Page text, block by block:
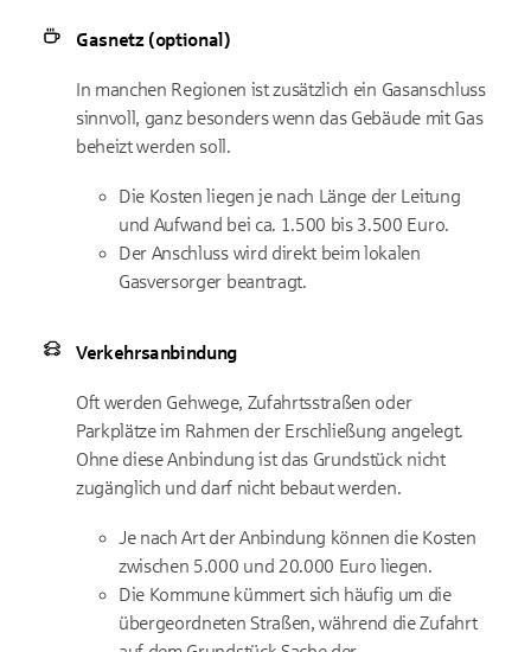
Gasnetz (optional)
In manchen Regionen ist zusätzlich ein Gasanschluss
sinnvoll, ganz besonders wenn das Gebäude mit Gas
beheizt werden soll.
Die Kosten liegen je nach Länge der Leitung
und Aufwand bei ca. 1.500 bis 3.500 Euro.
Der Anschluss wird direkt beim lokalen
Gasversorger beantragt.
Verkehrsanbindung
Oft werden Gehwege, Zufahrtsstraßen oder
Parkplätze im Rahmen der Erschließung angelegt.
Ohne diese Anbindung ist das Grundstück nicht
zugänglich und darf nicht bebaut werden.
Je nach Art der Anbindung können die Kosten
zwischen 5.000 und 20.000 Euro liegen.
Die Kommune kümmert sich häufig um die
übergeordneten Straßen, während die Zufahrt